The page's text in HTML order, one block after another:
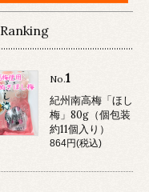
Ranking
No.1
紀州南高梅「ほし
梅」80g（個包装
約11個入り）
864円(税込)